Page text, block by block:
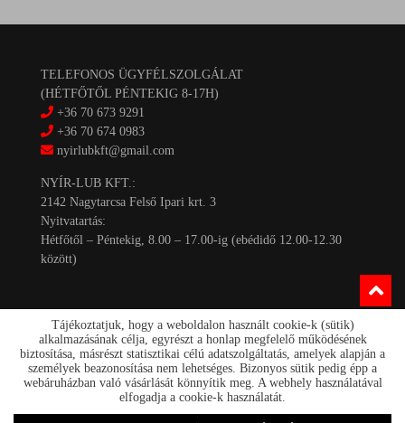
TELEFONOS ÜGYFÉLSZOLGÁLAT
(HÉTFŐTŐL PÉNTEKIG 8-17H)
+36 70 673 9291
+36 70 674 0983
nyirlubkft@gmail.com
NYÍR-LUB KFT.:
2142 Nagytarcsa Felső Ipari krt. 3
Nyitvatartás:
Hétfőtől – Péntekig, 8.00 – 17.00-ig (ebédidő 12.00-12.30
között)
Kapcsolat
Akciók
Rólunk
Tájékoztatjuk, hogy a weboldalon használt cookie-k (sütik)
alkalmazásának célja, egyrészt a honlap megfelelő működésének
biztosítása, másrészt statisztikai célú adatszolgáltatás, amelyek alapján a
személyek beazonosítása nem lehetséges. Bizonyos sütik pedig épp a
webáruházban való vásárlását könnyítik meg. A webhely használatával
elfogadja a cookie-k használatát.